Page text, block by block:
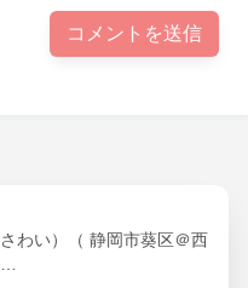
わい）（ 静岡市葵区＠西